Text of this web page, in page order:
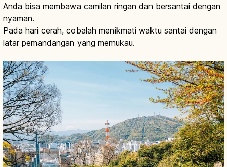
Anda bisa membawa camilan ringan dan bersantai dengan
nyaman.
Pada hari cerah, cobalah menikmati waktu santai dengan
latar pemandangan yang memukau.